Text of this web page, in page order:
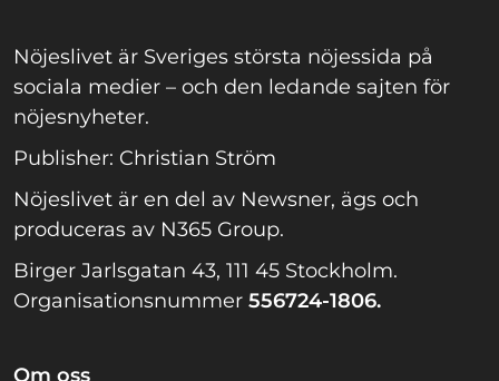
Nöjeslivet är Sveriges största nöjessida på
sociala medier – och den ledande sajten för
nöjesnyheter.
Publisher: Christian Ström
Nöjeslivet är en del av Newsner, ägs och
produceras av N365 Group.
Birger Jarlsgatan 43, 111 45 Stockholm.
Organisationsnummer 556724-1806.
Om oss